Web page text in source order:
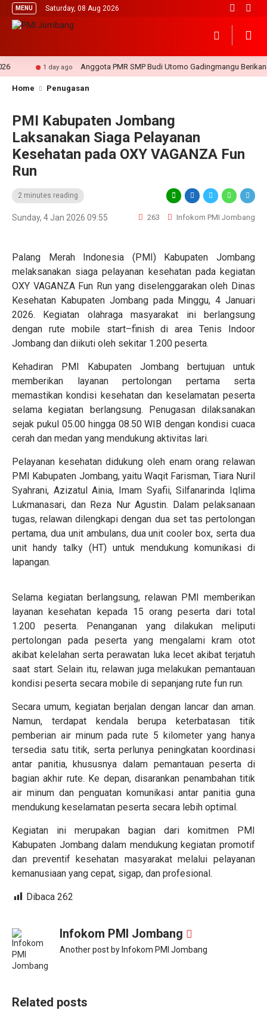
MENU Saturday, 08 Aug 2026
1 day ago Anggota PMR SMP Budi Utomo Gadingmangu Berikan
Home Penugasan
PMI Kabupaten Jombang
Laksanakan Siaga Pelayanan
Kesehatan pada OXY VAGANZA Fun
Run
2 minutes reading
Sunday, 4 Jan 2026 09:55 263 Infokom PMI Jombang
Palang Merah Indonesia (PMI) Kabupaten Jombang
melaksanakan siaga pelayanan kesehatan pada kegiatan
OXY VAGANZA Fun Run yang diselenggarakan oleh Dinas
Kesehatan Kabupaten Jombang pada Minggu, 4 Januari
2026. Kegiatan olahraga masyarakat ini berlangsung
dengan rute mobile start–finish di area Tenis Indoor
Jombang dan diikuti oleh sekitar 1.200 peserta.
Kehadiran PMI Kabupaten Jombang bertujuan untuk
memberikan layanan pertolongan pertama serta
memastikan kondisi kesehatan dan keselamatan peserta
selama kegiatan berlangsung. Penugasan dilaksanakan
sejak pukul 05.00 hingga 08.50 WIB dengan kondisi cuaca
cerah dan medan yang mendukung aktivitas lari.
Pelayanan kesehatan didukung oleh enam orang relawan
PMI Kabupaten Jombang, yaitu Waqit Farisman, Tiara Nuril
Syahrani, Azizatul Ainia, Imam Syafii, Silfanarinda Iqlima
Lukmanasari, dan Reza Nur Agustin. Dalam pelaksanaan
tugas, relawan dilengkapi dengan dua set tas pertolongan
pertama, dua unit ambulans, dua unit cooler box, serta dua
unit handy talky (HT) untuk mendukung komunikasi di
lapangan.
Selama kegiatan berlangsung, relawan PMI memberikan
layanan kesehatan kepada 15 orang peserta dari total
1.200 peserta. Penanganan yang dilakukan meliputi
pertolongan pada peserta yang mengalami kram otot
akibat kelelahan serta perawatan luka lecet akibat terjatuh
saat start. Selain itu, relawan juga melakukan pemantauan
kondisi peserta secara mobile di sepanjang rute fun run.
Secara umum, kegiatan berjalan dengan lancar dan aman.
Namun, terdapat kendala berupa keterbatasan titik
pemberian air minum pada rute 5 kilometer yang hanya
tersedia satu titik, serta perlunya peningkatan koordinasi
antar panitia, khususnya dalam pemantauan peserta di
bagian akhir rute. Ke depan, disarankan penambahan titik
air minum dan penguatan komunikasi antar panitia guna
mendukung keselamatan peserta secara lebih optimal.
Kegiatan ini merupakan bagian dari komitmen PMI
Kabupaten Jombang dalam mendukung kegiatan promotif
dan preventif kesehatan masyarakat melalui pelayanan
kemanusiaan yang cepat, sigap, dan profesional.
Dibaca 262
Infokom PMI Jombang
Another post by Infokom PMI Jombang
Related posts